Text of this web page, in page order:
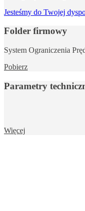
Jesteśmy do Twojej
Folder firmowy
System Ograniczenia
Pobierz
Parametry
Więcej